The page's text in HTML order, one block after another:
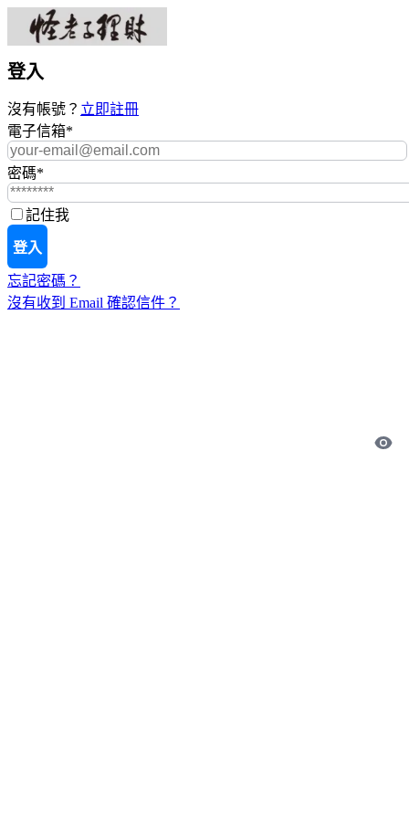
登入
沒有帳號？ 立即註冊
電子信箱*
密碼*
記住我
登入
忘記密碼？
沒有收到 Email 確認信件？